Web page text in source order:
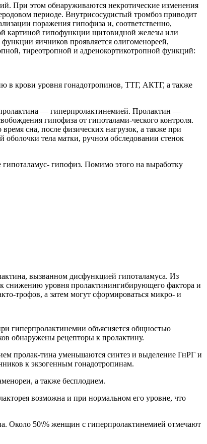
При этом обнаруживаются некротические изменения
периоде. Внутрисосудистый тромбоз приводит
поражения гипофиза и, соответственно,
картиной гипофункции щитовидной железы или
яичников проявляется олигоменореей,
тиреотропной и адренокортикотропной функций:
в крови уровня гонадотропинов, ТТГ, АКТГ, а также
пролактина — гиперпролактинемией. Пролактин —
гипофиза от гипоталами-ческого контроля.
сна, после физических нагрузок, а также при
оболочки тела матки, ручном обследовании стенок
гипофиз. Помимо этого на выработку
вызванном дисфункцией гипоталамуса. Из
снижению уровня пролактинингибирующего фактора и
трофов, а затем могут сформироваться микро- и
объясняется общностью
обнаружены рецепторы к пролактину.
пролак-тина уменьшаются синтез и выделение ГнРГ и
к экзогенным гонадотропинам.
а также бесплодием.
возможна и при нормальном его уровне, что
Около 50\% женщин с гиперпролактинемией отмечают